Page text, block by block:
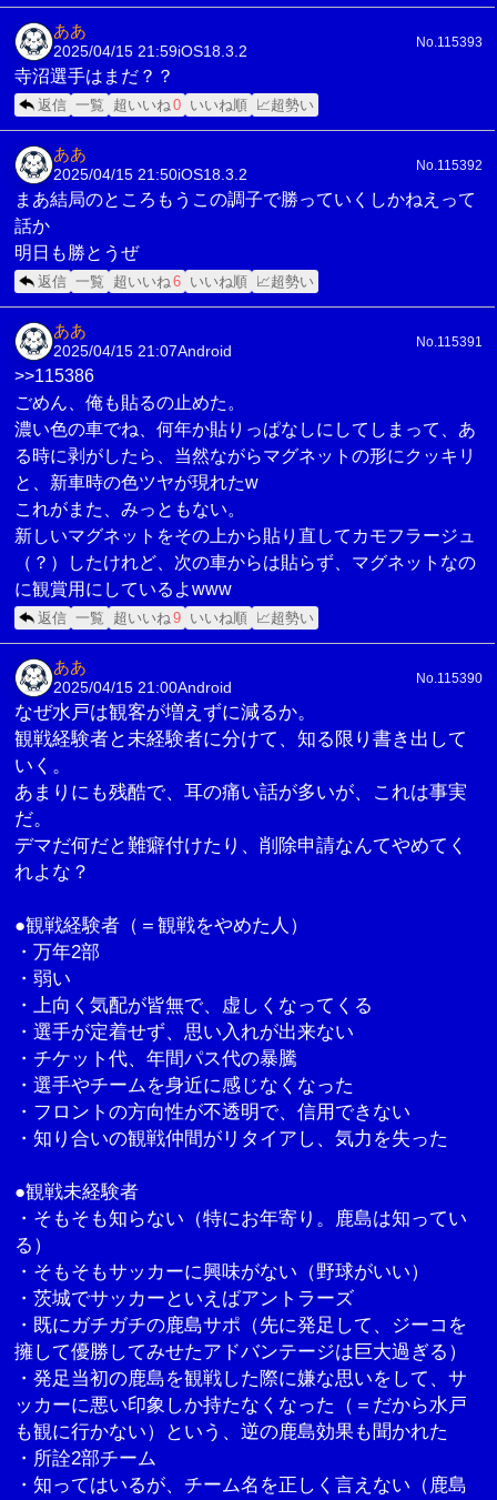
ああ
2025/04/15 21:59iOS18.3.2
No.115393
寺沼選手はまだ？？
返信 一覧 超いいね0 いいね順 📈超勢い
ああ
2025/04/15 21:50iOS18.3.2
No.115392
まあ結局のところもうこの調子で勝っていくしかねえって
話か
明日も勝とうぜ
返信 一覧 超いいね6 いいね順 📈超勢い
ああ
2025/04/15 21:07Android
No.115391
>>115386
ごめん、俺も貼るの止めた。
濃い色の車でね、何年か貼りっぱなしにしてしまって、あ
る時に剥がしたら、当然ながらマグネットの形にクッキリ
と、新車時の色ツヤが現れたw
これがまた、みっともない。
新しいマグネットをその上から貼り直してカモフラージュ
（？）したけれど、次の車からは貼らず、マグネットなの
に観賞用にしているよwww
返信 一覧 超いいね9 いいね順 📈超勢い
ああ
2025/04/15 21:00Android
No.115390
なぜ水戸は観客が増えずに減るか。
観戦経験者と未経験者に分けて、知る限り書き出して
いく。
あまりにも残酷で、耳の痛い話が多いが、これは事実
だ。
デマだ何だと難癖付けたり、削除申請なんてやめてく
れよな？
●観戦経験者（＝観戦をやめた人）
・万年2部
・弱い
・上向く気配が皆無で、虚しくなってくる
・選手が定着せず、思い入れが出来ない
・チケット代、年間パス代の暴騰
・選手やチームを身近に感じなくなった
・フロントの方向性が不透明で、信用できない
・知り合いの観戦仲間がリタイアし、気力を失った
●観戦未経験者
・そもそも知らない（特にお年寄り。鹿島は知ってい
る）
・そもそもサッカーに興味がない（野球がいい）
・茨城でサッカーといえばアントラーズ
・既にガチガチの鹿島サポ（先に発足して、ジーコを
擁して優勝してみせたアドバンテージは巨大過ぎる）
・発足当初の鹿島を観戦した際に嫌な思いをして、サ
ッカーに悪い印象しか持たなくなった（＝だから水戸
も観に行かない）という、逆の鹿島効果も聞かれた
・所詮2部チーム
・知ってはいるが、チーム名を正しく言えない（鹿島